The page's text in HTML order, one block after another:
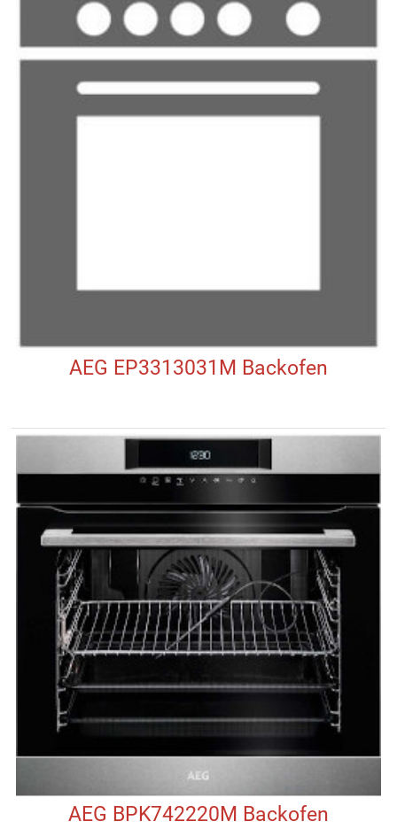
AEG EP3313031M Backofen
AEG BPK742220M Backofen